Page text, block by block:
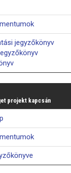
jegyzőkönyv
projekt kapcsán